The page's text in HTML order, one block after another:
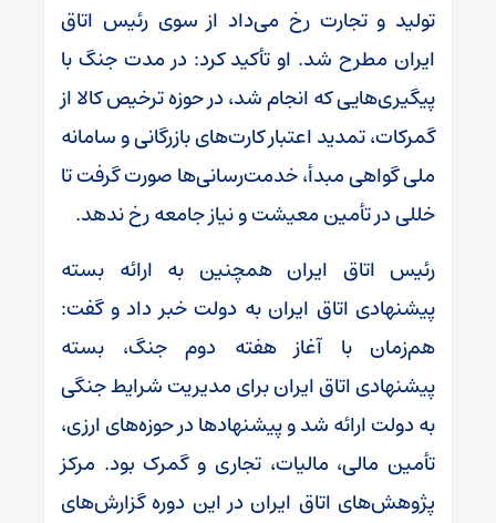
تولید و تجارت رخ می‌داد از سوی رئیس اتاق
ایران مطرح شد. او تأکید کرد: در مدت جنگ با
پیگیری‌هایی که انجام شد، در حوزه ترخیص کالا از
گمرکات، تمدید اعتبار کارت‌های بازرگانی و سامانه
ملی گواهی مبدأ، خدمت‌رسانی‌ها صورت گرفت تا
خللی در تأمین معیشت و نیاز جامعه رخ ندهد.
رئیس اتاق ایران همچنین به ارائه بسته
پیشنهادی اتاق ایران به دولت خبر داد و گفت:
هم‌زمان با آغاز هفته دوم جنگ، بسته
پیشنهادی اتاق ایران برای مدیریت شرایط جنگی
به دولت ارائه شد و پیشنهاد‌ها در حوزه‌های ارزی،
تأمین مالی، مالیات، تجاری و گمرک بود. مرکز
پژوهش‌های اتاق ایران در این دوره گزارش‌های